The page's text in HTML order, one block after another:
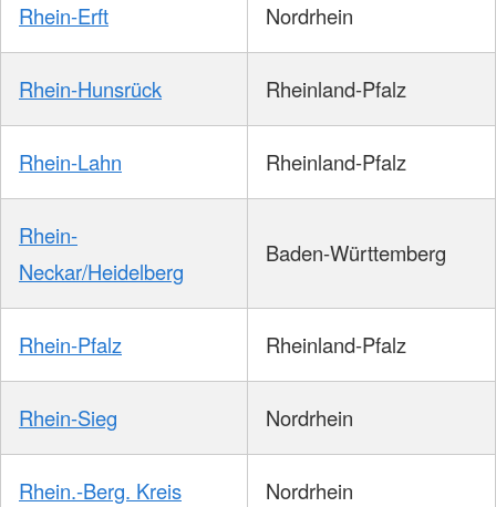
Rhein-Erft Nordrhein
Rhein-Hunsrück Rheinland-Pfalz
Rhein-Lahn Rheinland-Pfalz
Rhein-
Neckar/Heidelberg
Baden-Württemberg
Rhein-Pfalz Rheinland-Pfalz
Rhein-Sieg Nordrhein
Rhein.-Berg. Kreis Nordrhein